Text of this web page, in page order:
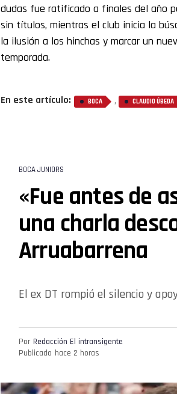
dudas fue ratificado a finales del año
sin títulos, mientras el club inicia la
la ilusión a los hinchas y marcar un
temporada.
En este artículo: BOCA , CLAUDIO ÚBEDA
BOCA JUNIORS
«Fue antes de
una charla
Arruabarrena
El ex DT rompió el silencio y
Por Redacción El intransigente
Publicado hace 2 horas